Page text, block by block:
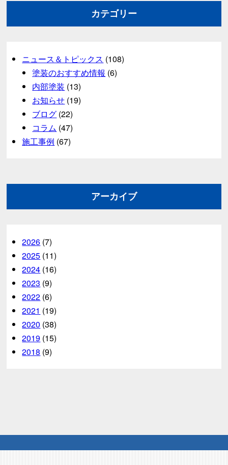
カテゴリー
ニュース＆トピックス (108)
塗装のおすすめ情報 (6)
内部塗装 (13)
お知らせ (19)
ブログ (22)
コラム (47)
施工事例 (67)
アーカイブ
2026 (7)
2025 (11)
2024 (16)
2023 (9)
2022 (6)
2021 (19)
2020 (38)
2019 (15)
2018 (9)